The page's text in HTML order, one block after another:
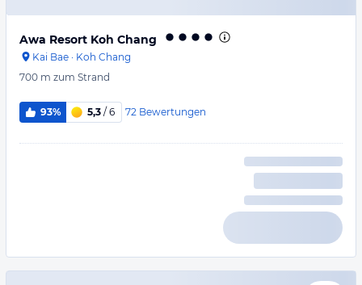
Awa Resort Koh Chang
Kai Bae · Koh Chang
700 m zum Strand
93% 5,3 / 6 72 Bewertungen